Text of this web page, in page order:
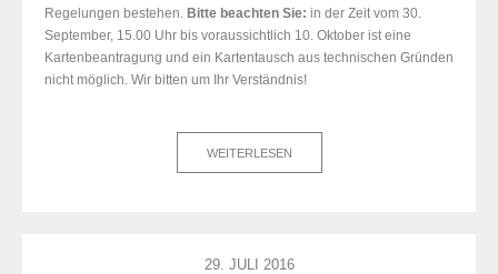
Regelungen bestehen. Bitte beachten Sie: in der Zeit vom 30.
September, 15.00 Uhr bis voraussichtlich 10. Oktober ist eine
Kartenbeantragung und ein Kartentausch aus technischen Gründen
nicht möglich. Wir bitten um Ihr Verständnis!
WEITERLESEN
29. JULI 2016